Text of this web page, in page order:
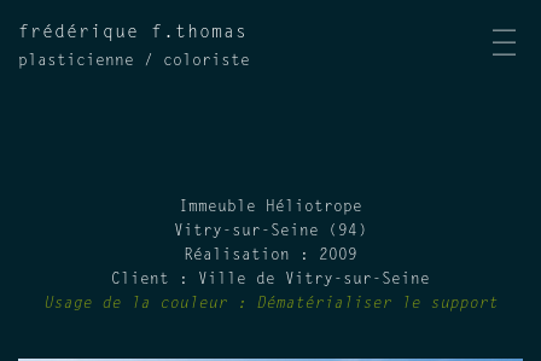
frédérique f.thomas
plasticienne / coloriste
|||
Immeuble Héliotrope
Vitry-sur-Seine (94)
Réalisation : 2009
Client : Ville de Vitry-sur-Seine
Usage de la couleur : Dématérialiser le support